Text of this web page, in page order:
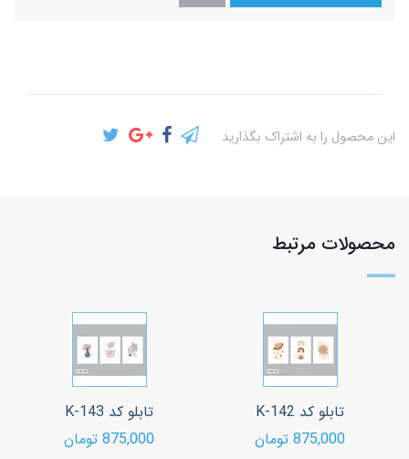
این محصول را به اشتراک بگذارید
محصولات مرتبط
تابلو کد K-142
875,000 تومان
تابلو کد K-143
875,000 تومان